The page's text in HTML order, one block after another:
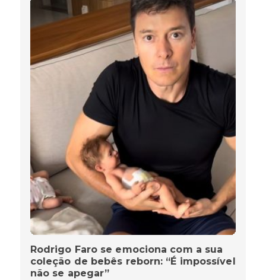
Rodrigo Faro se emociona com a sua
coleção de bebês reborn: “É impossível
não se apegar”